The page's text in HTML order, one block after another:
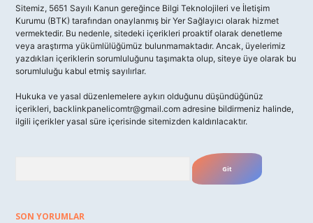
Sitemiz, 5651 Sayılı Kanun gereğince Bilgi Teknolojileri ve İletişim
Kurumu (BTK) tarafından onaylanmış bir Yer Sağlayıcı olarak hizmet
vermektedir. Bu nedenle, sitedeki içerikleri proaktif olarak denetleme
veya araştırma yükümlülüğümüz bulunmamaktadır. Ancak, üyelerimiz
yazdıkları içeriklerin sorumluluğunu taşımakta olup, siteye üye olarak bu
sorumluluğu kabul etmiş sayılırlar.
Hukuka ve yasal düzenlemelere aykırı olduğunu düşündüğünüz
içerikleri, backlinkpanelicomtr@gmail.com adresine bildirmeniz halinde,
ilgili içerikler yasal süre içerisinde sitemizden kaldırılacaktır.
SON YORUMLAR